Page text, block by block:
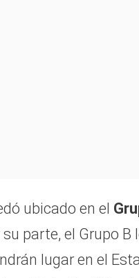
ubicado en el
su parte, el Grupo B
lugar en el